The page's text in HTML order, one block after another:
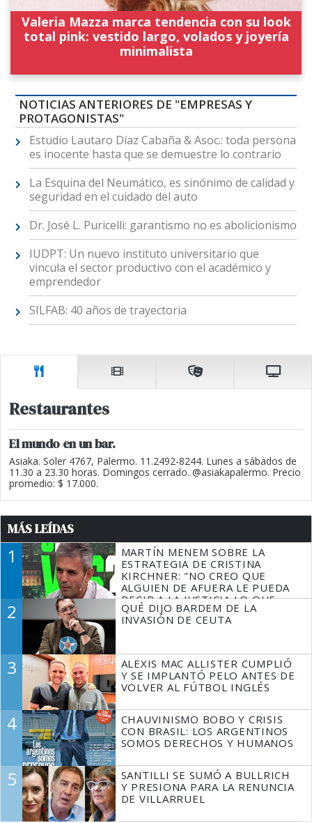
Valeria Mazza marca tendencia con su look
total pink: vestido largo, volados y joyería
minimalista
NOTICIAS ANTERIORES DE "EMPRESAS Y
PROTAGONISTAS"
Estudio Lautaro Díaz Cabaña & Asoc.: toda persona
es inocente hasta que se demuestre lo contrario
La Esquina del Neumático, es sinónimo de calidad y
seguridad en el cuidado del auto
Dr. José L. Puricelli: garantismo no es abolicionismo
IUDPT: Un nuevo instituto universitario que
vincula el sector productivo con el académico y
emprendedor
SILFAB: 40 años de trayectoria
Restaurantes
El mundo en un bar.
Asiaka. Soler 4767, Palermo. 11.2492-8244. Lunes a sábados de
11.30 a 23.30 horas. Domingos cerrado. @asiakapalermo. Precio
promedio: $ 17.000.
MÁS LEÍDAS
1
MARTÍN MENEM SOBRE LA
ESTRATEGIA DE CRISTINA
KIRCHNER: "NO CREO QUE
ALGUIEN DE AFUERA LE PUEDA
DECIR A LA JUSTICIA LO QUE
TIENE QUE HACER"
2
QUÉ DIJO BARDEM DE LA
INVASIÓN DE CEUTA
3
ALEXIS MAC ALLISTER CUMPLIÓ
Y SE IMPLANTÓ PELO ANTES DE
VOLVER AL FÚTBOL INGLÉS
4
CHAUVINISMO BOBO Y CRISIS
CON BRASIL: LOS ARGENTINOS
SOMOS DERECHOS Y HUMANOS
5
SANTILLI SE SUMÓ A BULLRICH
Y PRESIONA PARA LA RENUNCIA
DE VILLARRUEL